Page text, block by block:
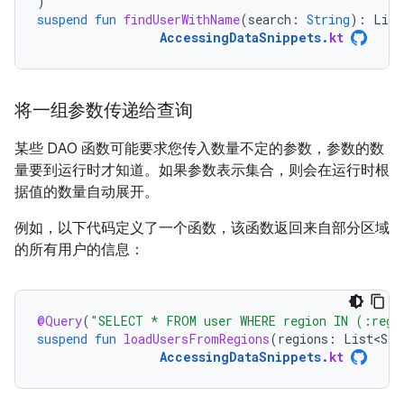
suspend fun findUserWithName(search : String):
AccessingDataSnippets. kt
将一组参数传递给查询
某些 DAO 函数可能要求您传入数量不定的参数，参数的数
量要到运行时才知道。如果参数表示集合，则会在运行时根
据值的数量自动展开。
例如，以下代码定义了一个函数，该函数返回来自部分区域
的所有用户的信息：
@Query( "SELECT * FROM user WHERE region IN
suspend fun loadUsersFromRegions(regions :
AccessingDataSnippets. kt